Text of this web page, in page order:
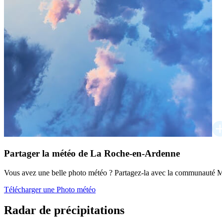
Partager la météo de La Roche-en-Ardenne
Vous avez une belle photo météo ? Partagez-la avec la communauté
Télécharger une Photo météo
Radar de précipitations